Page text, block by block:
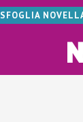
SFOGLIA